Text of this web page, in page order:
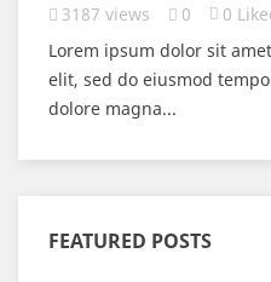
3187 views 0 0
Lorem ipsum dolor sit
elit, sed do eiusmod
dolore magna...
FEATURED POSTS